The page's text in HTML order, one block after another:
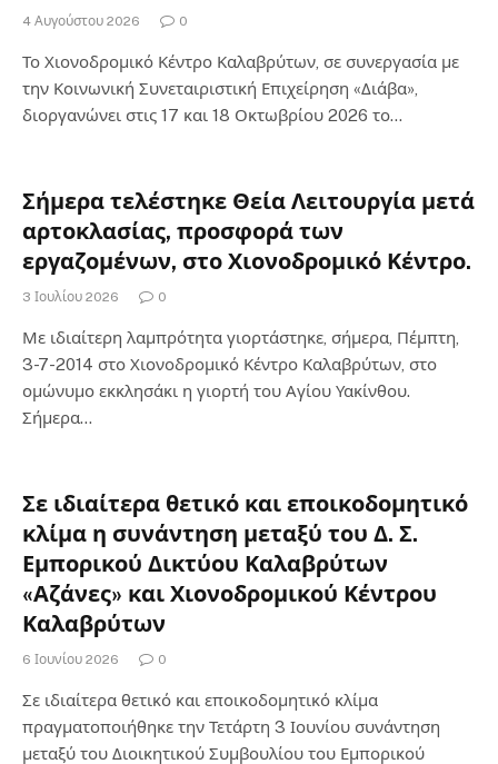
4 Αυγούστου 2026 0
Το Χιονοδρομικό Κέντρο Καλαβρύτων, σε συνεργασία με
την Κοινωνική Συνεταιριστική Επιχείρηση «Διάβα»,
διοργανώνει στις 17 και 18 Οκτωβρίου 2026 το…
Σήμερα τελέστηκε Θεία Λειτουργία μετά
αρτοκλασίας, προσφορά των
εργαζομένων, στο Χιονοδρομικό Κέντρο.
3 Ιουλίου 2026 0
Με ιδιαίτερη λαμπρότητα γιορτάστηκε, σήμερα, Πέμπτη,
3-7-2014 στο Χιονοδρομικό Κέντρο Καλαβρύτων, στο
ομώνυμο εκκλησάκι η γιορτή του Αγίου Υακίνθου.
Σήμερα…
Σε ιδιαίτερα θετικό και εποικοδομητικό
κλίμα η συνάντηση μεταξύ του Δ. Σ.
Εμπορικού Δικτύου Καλαβρύτων
«Αζάνες» και Χιονοδρομικού Κέντρου
Καλαβρύτων
6 Ιουνίου 2026 0
Σε ιδιαίτερα θετικό και εποικοδομητικό κλίμα
πραγματοποιήθηκε την Τετάρτη 3 Ιουνίου συνάντηση
μεταξύ του Διοικητικού Συμβουλίου του Εμπορικού